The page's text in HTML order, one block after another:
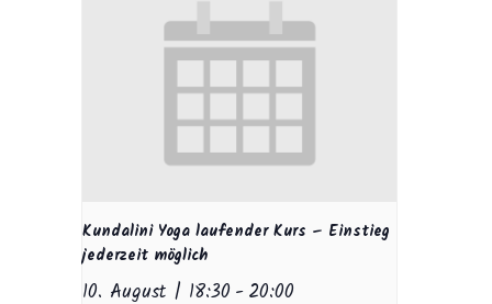
Kundalini Yoga laufender Kurs – Einstieg
jederzeit möglich
10. August | 18:30 -20:00